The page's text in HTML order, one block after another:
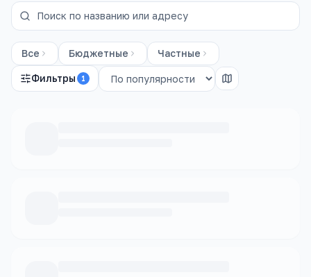
Все Бюджетные Частные
Фильтры 1